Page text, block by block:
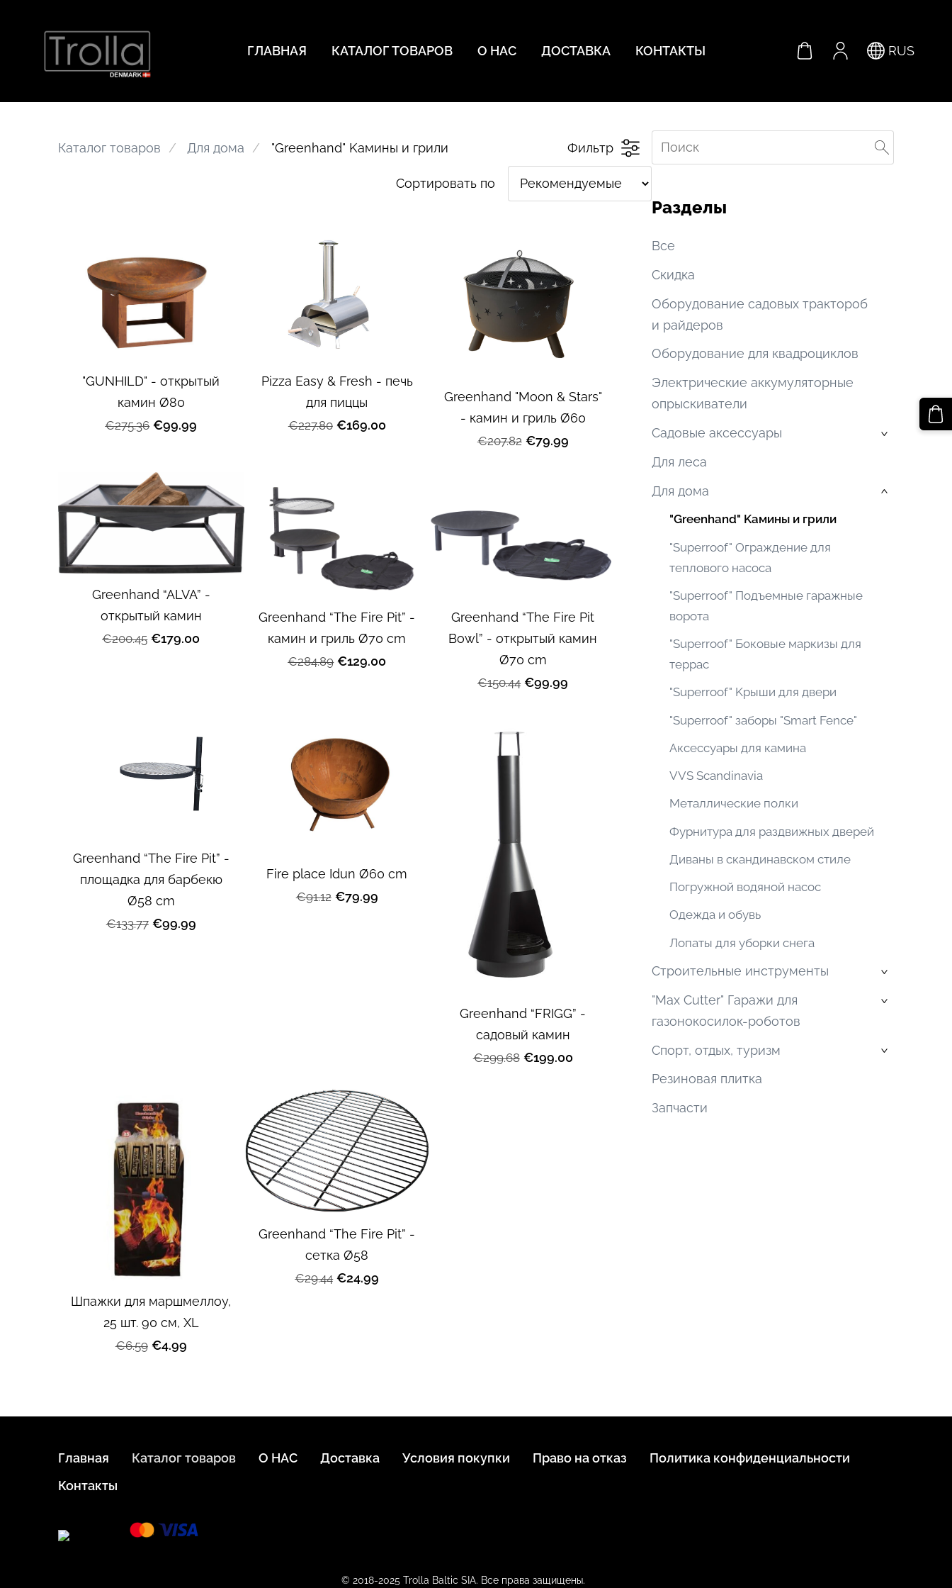
ГЛАВНАЯ КАТАЛОГ ТОВАРОВ О НАС ДОСТАВКА КОНТАКТЫ RUS
Разделы
Все
Скидка
Оборудование садовых трактороб
и райдеров
Оборудование для квадроциклов
Электрические аккумуляторные
oпрыскиватели
Садовые аксессуары
›
Для леса
Для дома
"Greenhand" Kамины и грили
"Superroof" Ограждение для
теплового насоса
"Superroof" Подъемные гаражные
ворота
"Superroof" Боковые маркизы для
террас
"Superroof" Kрыши для двери
"Superroof" заборы "Smart Fence"
Аксессуары для камина
VVS Scandinavia
Металлические полки
Фурнитура для раздвижных дверей
Диваны в скандинавском стиле
Погружной водяной насос
Одежда и обувь
Лопаты для уборки снега
›
Строительные инструменты ›
"Max Cutter" Гаражи для
газонокосилок-роботов
›
Спорт, отдых, туризм ›
Резиновая плитка
Запчасти
Каталог товаров Для дома "Greenhand" Kамины и грили Фильтр
Сортировать по
"GUNHILD" - открытый
камин Ø80
€275.36 €99.99
Pizza Easy & Fresh - печь
для пиццы
€227.80 €169.00
Greenhand "Moon & Stars"
- камин и гриль Ø60
€207.82 €79.99
Greenhand “ALVA” -
открытый камин
€200.45 €179.00
Greenhand “The Fire Pit” -
камин и гриль Ø70 cm
€284.89 €129.00
Greenhand “The Fire Pit
Bowl” - открытый камин
Ø70 cm
€150.44 €99.99
Greenhand “The Fire Pit” -
площадка для барбекю
Ø58 cm
€133.77 €99.99
Fire place Idun Ø60 cm
€91.12 €79.99
Greenhand “FRIGG” -
садовый камин
€299.68 €199.00
Шпажки для маршмеллоу,
25 шт. 90 см, XL
€6.59 €4.99
Greenhand “The Fire Pit” -
сетка Ø58
€29.44 €24.99
Главная Каталог товаров О НАС Доставка Условия покупки Право на отказ
Политика конфиденциальности
Контакты
© 2018-2025 Trolla Baltic SIA. Все права защищены.